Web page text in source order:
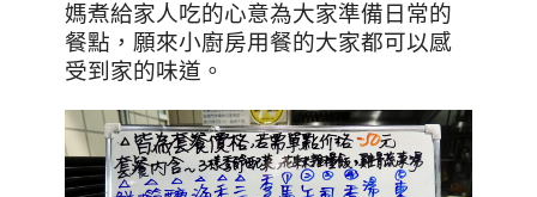
媽煮給家人吃的心意為大家準備日常的
餐點，願來小廚房用餐的大家都可以感
受到家的味道。